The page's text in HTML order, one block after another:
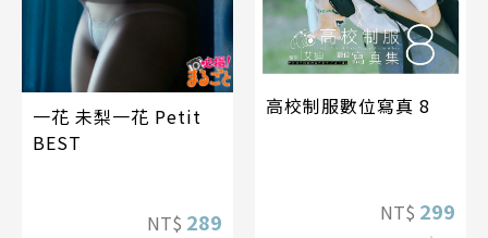
一花 未梨一花 Petit
BEST
NT$ 289
高校制服數位寫真 8
NT$ 299